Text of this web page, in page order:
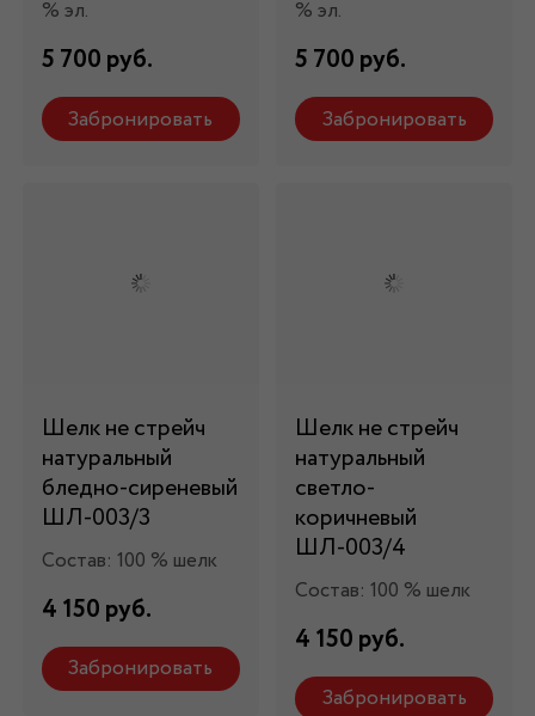
% эл.
5 700 руб.
Забронировать
% эл.
5 700 руб.
Забронировать
Шелк не стрейч
натуральный
бледно-сиреневый
ШЛ-003/3
Состав: 100 % шелк
4 150 руб.
Забронировать
Шелк не стрейч
натуральный
светло-
коричневый
ШЛ-003/4
Состав: 100 % шелк
4 150 руб.
Забронировать